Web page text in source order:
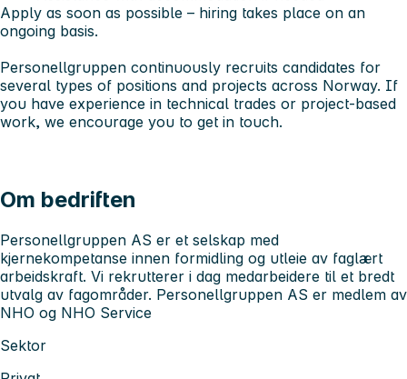
Apply as soon as possible – hiring takes place on an
ongoing basis.
Personellgruppen continuously recruits candidates for
several types of positions and projects across Norway. If
you have experience in technical trades or project-based
work, we encourage you to get in touch.
Om bedriften
Personellgruppen AS er et selskap med
kjernekompetanse innen formidling og utleie av faglært
arbeidskraft. Vi rekrutterer i dag medarbeidere til et bredt
utvalg av fagområder. Personellgruppen AS er medlem av
NHO og NHO Service
Sektor